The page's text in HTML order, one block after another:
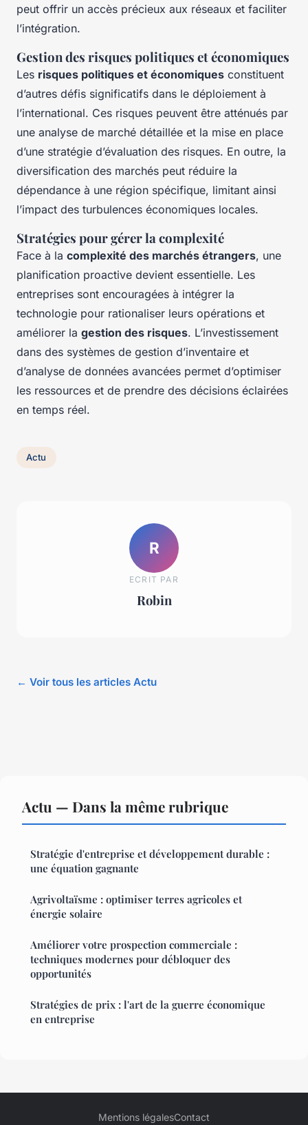
peut offrir un accès précieux aux réseaux et faciliter
l’intégration.
Gestion des risques politiques et économiques
Les risques politiques et économiques constituent
d’autres défis significatifs dans le déploiement à
l’international. Ces risques peuvent être atténués par
une analyse de marché détaillée et la mise en place
d’une stratégie d’évaluation des risques. En outre, la
diversification des marchés peut réduire la
dépendance à une région spécifique, limitant ainsi
l’impact des turbulences économiques locales.
Stratégies pour gérer la complexité
Face à la complexité des marchés étrangers, une
planification proactive devient essentielle. Les
entreprises sont encouragées à intégrer la
technologie pour rationaliser leurs opérations et
améliorer la gestion des risques. L’investissement
dans des systèmes de gestion d’inventaire et
d’analyse de données avancées permet d’optimiser
les ressources et de prendre des décisions éclairées
en temps réel.
Actu
R
ECRIT PAR
Robin
← Voir tous les articles Actu
Actu — Dans la même rubrique
Stratégie d'entreprise et développement durable :
une équation gagnante
Agrivoltaïsme : optimiser terres agricoles et
énergie solaire
Améliorer votre prospection commerciale :
techniques modernes pour débloquer des
opportunités
Stratégies de prix : l'art de la guerre économique
en entreprise
Mentions légalesContact